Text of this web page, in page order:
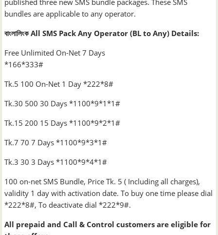
published three new SMS bundle packages. These SMS
bundles are applicable to any operator.
বাংলালিংক All SMS Pack Any Operator (BL to Any) Details:
Free Unlimited On-Net 7 Days
*166*333#
Tk.5 100 On-Net 1 Day *222*8#
Tk.30 500 30 Days *1100*9*1*1#
Tk.15 200 15 Days *1100*9*2*1#
Tk.7 70 7 Days *1100*9*3*1#
Tk.3 30 3 Days *1100*9*4*1#
100 on-net SMS Bundle, Price Tk. 5 ( Including all charges),
validity 1 day with activation date. To buy one time please dial
*222*8#, To deactivate dial *222*9#.
All prepaid and Call & Control customers are eligible for